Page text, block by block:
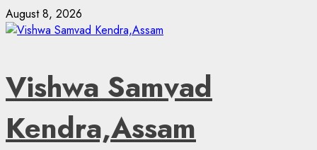
Skip
to
August 8, 2026
Vishwa Samvad
Kendra,Assam